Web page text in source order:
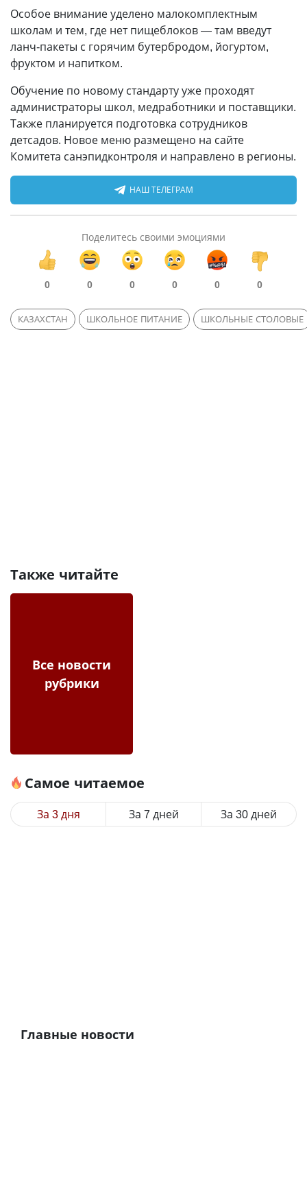
Особое внимание уделено малокомплектным
школам и тем, где нет пищеблоков — там введут
ланч-пакеты с горячим бутербродом, йогуртом,
фруктом и напитком.
Обучение по новому стандарту уже проходят
администраторы школ, медработники и поставщики.
Также планируется подготовка сотрудников
детсадов. Новое меню размещено на сайте
Комитета санэпидконтроля и направлено в регионы.
НАШ ТЕЛЕГРАМ
Поделитесь своими эмоциями
0 0 0 0 0 0
КАЗАХСТАН ШКОЛЬНОЕ ПИТАНИЕ ШКОЛЬНЫЕ СТОЛОВЫЕ
Также читайте
Все новости
рубрики
Самое читаемое
За 3 дня За 7 дней За 30 дней
Главные новости